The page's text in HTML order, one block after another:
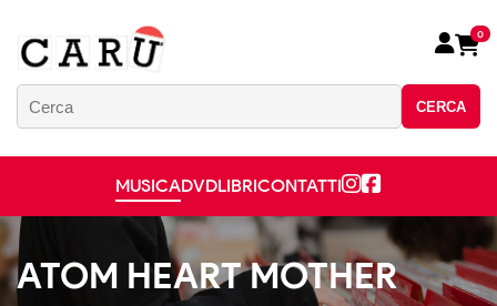
CERCA
0
MUSICADVDLIBRICONTATTI
ATOM HEART MOTHER